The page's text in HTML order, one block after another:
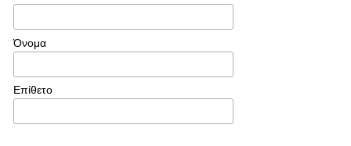
Όνομα
Επίθετο